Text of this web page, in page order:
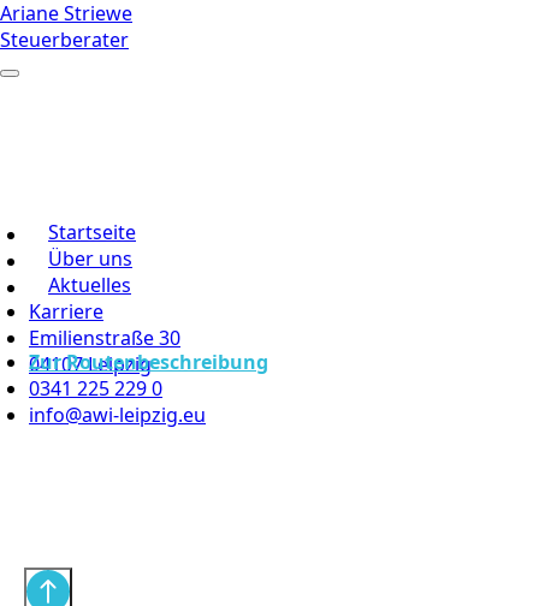
Ariane Striewe
Steuerberater
Startseite
Über uns
Aktuelles
Karriere
Emilienstraße 30
04107 Leipzig
Zur Routenbeschreibung
0341 225 229 0
info@awi-leipzig.eu